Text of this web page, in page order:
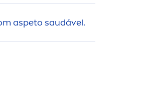
aspeto saudável.